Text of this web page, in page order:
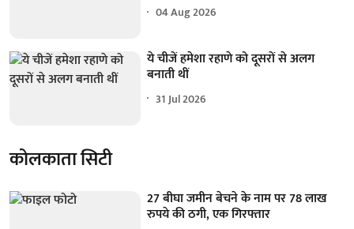
04 Aug 2026
ये चीजें हमेशा रहाणे को दूसरों से अलग
बनाती थीं
31 Jul 2026
कोलकाता सिटी
27 बीघा जमीन बेचने के नाम पर 78 लाख
रुपये की ठगी, एक गिरफ्तार